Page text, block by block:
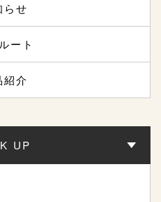
らせ
ート
紹介
UP